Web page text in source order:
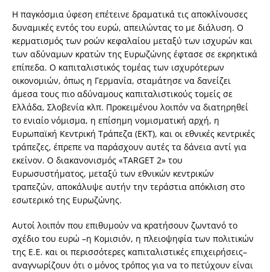
Η παγκόσμια ύφεση επέτεινε δραματικά τις αποκλίνουσες
δυναμικές εντός του ευρώ, απειλώντας το με διάλυση. Ο
κερματισμός των ροών κεφαλαίου μεταξύ των ισχυρών και
των αδύναμων κρατών της Ευρωζώνης έφτασε σε εκρηκτικά
επίπεδα. Ο καπιταλιστικός τομέας των ισχυρότερων
οικονομιών, όπως η Γερμανία, σταμάτησε να δανείζει
άμεσα τους πιο αδύναμους καπιταλιστικούς τομείς σε
Ελλάδα, Σλοβενία κλπ. Προκειμένου λοιπόν να διατηρηθεί
το ενιαίο νόμισμα, η επίσημη νομισματική αρχή, η
Ευρωπαϊκή Κεντρική Τράπεζα (ΕΚΤ), και οι εθνικές κεντρικές
τράπεζες, έπρεπε να παράσχουν αυτές τα δάνεια αντί για
εκείνον. O διακανονισμός «TARGET 2» του
Ευρωσυστήματος, μεταξύ των εθνικών κεντρικών
τραπεζών, αποκάλυψε αυτήν την τεράστια απόκλιση στο
εσωτερικό της Ευρωζώνης.
Αυτοί λοιπόν που επιθυμούν να κρατήσουν ζωντανό το
σχέδιο του ευρώ –η Κομισιόν, η πλειοψηφία των πολιτικών
της Ε.Ε. και οι περισσότερες καπιταλιστικές επιχειρήσεις–
αναγνωρίζουν ότι ο μόνος τρόπος για να το πετύχουν είναι